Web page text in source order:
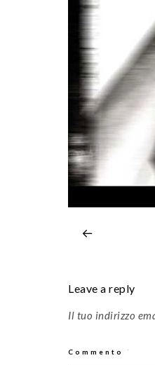
Leave a reply
Il tuo indirizzo
Commento *